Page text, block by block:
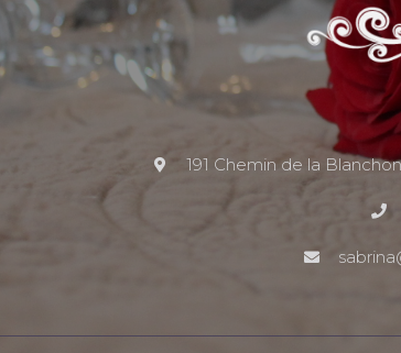
191 Chemin de la